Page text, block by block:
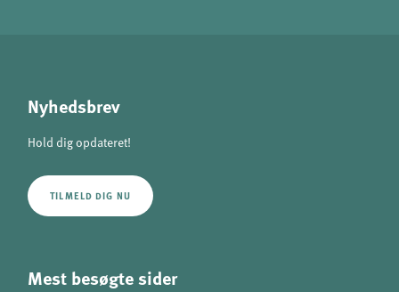
Nyhedsbrev
Hold dig opdateret!
TILMELD DIG NU
Mest besøgte sider